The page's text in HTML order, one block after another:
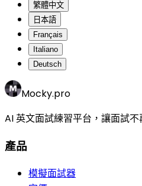
繁體中文
日本語
Français
Italiano
Deutsch
Mocky.pro
AI 英文面試練習平台，讓面試不
產品
模擬面試器